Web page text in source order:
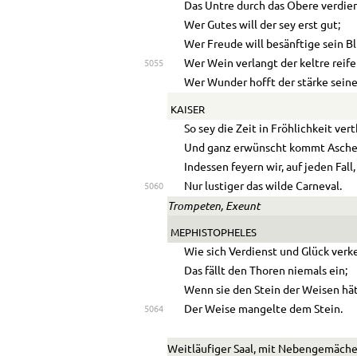
Das Untre durch das Obere
Wer Gutes will der sey erst gut;
Wer Freude will besänftige sein
5055
Wer Wein verlangt der keltre reife
Wer Wunder hofft der stärke
KAISER
So sey die Zeit in Fröhlichkeit
Und ganz erwünscht kommt
Indessen feyern wir, auf jeden Fall,
5060 Nur lustiger das wilde Carneval.
Trompeten, Exeunt
MEPHISTOPHELES
Wie sich Verdienst und Glück
Das fällt den Thoren niemals ein;
Wenn sie den Stein der Weisen
5064 Der Weise mangelte dem Stein.
Weitläufiger Saal, mit